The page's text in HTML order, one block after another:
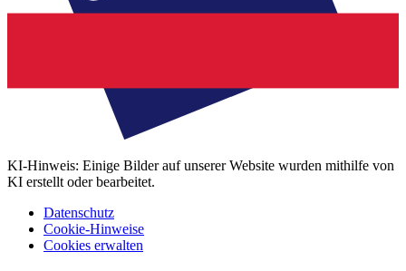
KI-Hinweis: Einige Bilder auf unserer Website wurden mithilfe von
KI erstellt oder bearbeitet.
Datenschutz
Cookie-Hinweise
Cookies erwalten